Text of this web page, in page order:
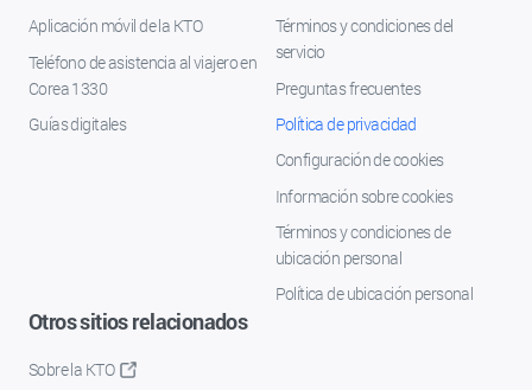
Aplicación móvil de la KTO
Teléfono de asistencia al viajero en
Corea 1330
Guías digitales
Términos y condiciones del
servicio
Preguntas frecuentes
Política de privacidad
Configuración de cookies
Información sobre cookies
Términos y condiciones de
ubicación personal
Política de ubicación personal
Otros sitios relacionados
Sobre la KTO